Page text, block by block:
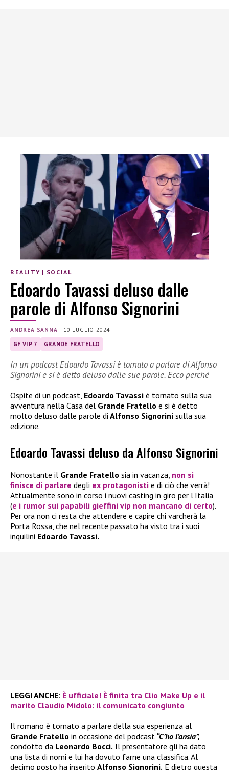
REALITY | SOCIAL
Edoardo Tavassi deluso dalle
parole di Alfonso Signorini
ANDREA SANNA | 10 LUGLIO 2024
GF VIP 7 GRANDE FRATELLO
In un podcast Edoardo Tavassi è tornato a parlare di Alfonso
Signorini e si è detto deluso dalle sue parole. Ecco perché
Ospite di un podcast, Edoardo Tavassi è tornato sulla sua
avventura nella Casa del Grande Fratello e si è detto
molto deluso dalle parole di Alfonso Signorini sulla sua
edizione.
Edoardo Tavassi deluso da Alfonso Signorini
Nonostante il Grande Fratello sia in vacanza, non si
finisce di parlare degli ex protagonisti e di ciò che verrà!
Attualmente sono in corso i nuovi casting in giro per l’Italia
(e i rumor sui papabili gieffini vip non mancano di certo).
Per ora non ci resta che attendere e capire chi varcherà la
Porta Rossa, che nel recente passato ha visto tra i suoi
inquilini Edoardo Tavassi.
LEGGI ANCHE: È ufficiale! È finita tra Clio Make Up e il
marito Claudio Midolo: il comunicato congiunto
Il romano è tornato a parlare della sua esperienza al
Grande Fratello in occasione del podcast “C’ho l’ansia”,
condotto da Leonardo Bocci. Il presentatore gli ha dato
una lista di nomi e lui ha dovuto farne una classifica. Al
decimo posto ha inserito Alfonso Signorini. E dietro questa